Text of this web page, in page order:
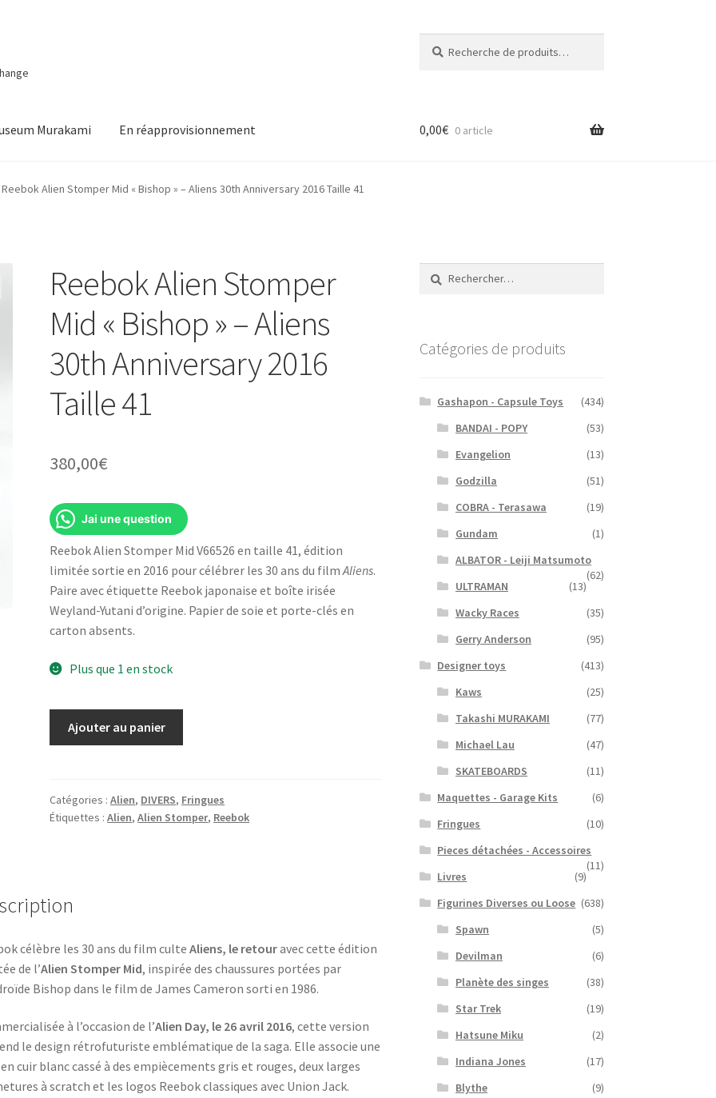
pour :
Murakami En réapprovisionnement 0,00€ 0 article
Reebok Alien Stomper Mid « Bishop » – Aliens 30th Anniversary 2016 Taille 41
Reebok Alien Stomper
Mid « Bishop » – Aliens
30th Anniversary 2016
Taille 41
380,00€
Jai une question
Reebok Alien Stomper Mid V66526 en taille 41, édition
limitée sortie en 2016 pour célébrer les 30 ans du filmAliens.
Paire avec étiquette Reebok japonaise et boîte irisée
Weyland-Yutani d’origine. Papier de soie et porte-clés en
carton absents.
Plus que 1 en stock
Stomper
Mid
–
Anniversary
2016
Taille
41
Ajouter au panier
Catégories :Alien, DIVERS, Fringues
Étiquettes :Alien,Alien Stomper, Reebok
célèbre les 30 ans du film culteAliens, le retouravec cette édition
de l’Alien Stomper Mid, inspirée des chaussures portées par
Bishop dans le film de James Cameron sorti en 1986.
à l’occasion de l’Alien Day, le 26 avril 2016, cette version
le design rétrofuturiste emblématique de la saga. Elle associe une
cuir blanc cassé à des empiècements gris et rouges, deux larges
à scratch et les logos Reebok classiques avec Union Jack.
Rechercher :
Catégories de produits
Gashapon - Capsule Toys
(434)
BANDAI - POPY
(53)
Evangelion
(13)
Godzilla
(51)
COBRA - Terasawa
(19)
Gundam
(1)
ALBATOR - Leiji Matsumoto
(62)
ULTRAMAN
(13)
Wacky Races
(35)
Gerry Anderson
(95)
Designer toys
(413)
Kaws
(25)
Takashi MURAKAMI
(77)
Michael Lau
(47)
SKATEBOARDS
(11)
Maquettes - Garage Kits
(6)
Fringues
(10)
Pieces détachées - Accessoires
(11)
Livres
(9)
Figurines Diverses ou Loose (638)
Spawn
(5)
Devilman
(6)
Planète des singes
(38)
Star Trek
(19)
Hatsune Miku
(2)
Indiana Jones
(17)
Blythe
(9)